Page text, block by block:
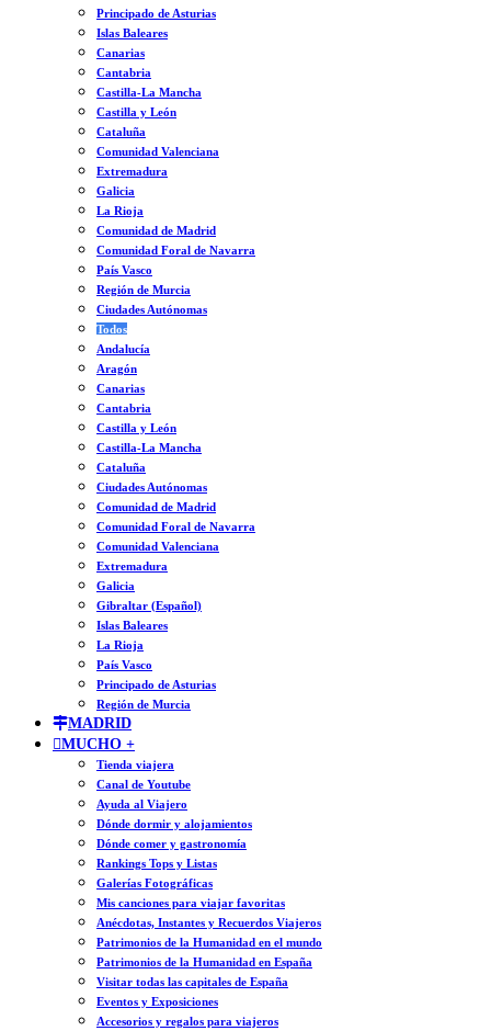
Principado de Asturias
Islas Baleares
Canarias
Cantabria
Castilla-La Mancha
Castilla y León
Cataluña
Comunidad Valenciana
Extremadura
Galicia
La Rioja
Comunidad de Madrid
Comunidad Foral de Navarra
País Vasco
Región de Murcia
Ciudades Autónomas
Todos
Andalucía
Aragón
Canarias
Cantabria
Castilla y León
Castilla-La Mancha
Cataluña
Ciudades Autónomas
Comunidad de Madrid
Comunidad Foral de Navarra
Comunidad Valenciana
Extremadura
Galicia
Gibraltar (Español)
Islas Baleares
La Rioja
País Vasco
Principado de Asturias
Región de Murcia
MADRID
MUCHO +
Tienda viajera
Canal de Youtube
Ayuda al Viajero
Dónde dormir y alojamientos
Dónde comer y gastronomía
Rankings Tops y Listas
Galerías Fotográficas
Mis canciones para viajar favoritas
Anécdotas, Instantes y Recuerdos Viajeros
Patrimonios de la Humanidad en el mundo
Patrimonios de la Humanidad en España
Visitar todas las capitales de España
Eventos y Exposiciones
Accesorios y regalos para viajeros